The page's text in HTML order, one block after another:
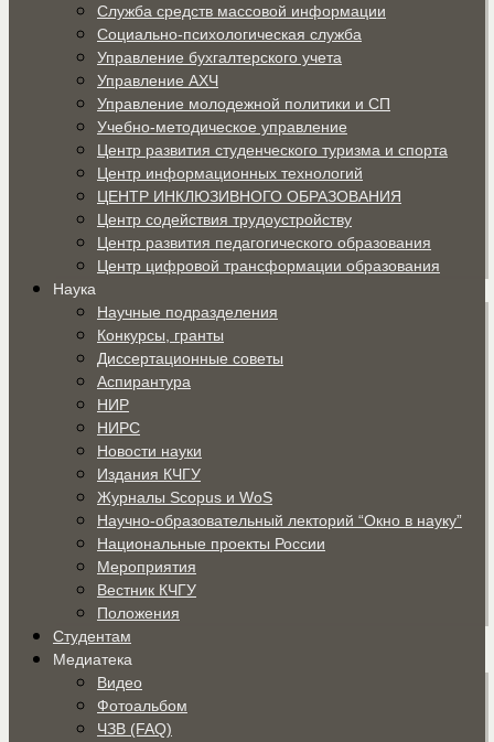
Служба средств массовой информации
Социально-психологическая служба
Управление бухгалтерского учета
Управление АХЧ
Управление молодежной политики и СП
Учебно-методическое управление
Центр развития студенческого туризма и спорта
Центр информационных технологий
ЦЕНТР ИНКЛЮЗИВНОГО ОБРАЗОВАНИЯ
Центр содействия трудоустройству
Центр развития педагогического образования
Центр цифровой трансформации образования
Наука
Научные подразделения
Конкурсы, гранты
Диссертационные советы
Аспирантура
НИР
НИРС
Новости науки
Издания КЧГУ
Журналы Scopus и WoS
Научно-образовательный лекторий “Окно в науку”
Национальные проекты России
Мероприятия
Вестник КЧГУ
Положения
Студентам
Медиатека
Видео
Фотоальбом
ЧЗВ (FAQ)